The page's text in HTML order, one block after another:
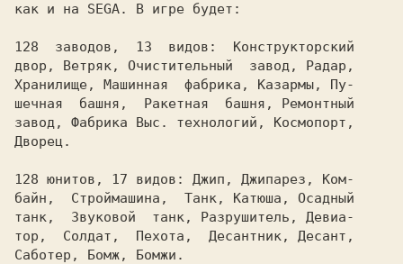
как и на SEGA. В игре будет:
128  заводов,  13  видов:  Конструкторский
двор, Ветряк, Очистительный  завод, Радар,
Хранилище, Машинная  фабрика, Казармы, Пу-
шечная  башня,  Ракетная  башня, Ремонтный
завод, Фабрика Выс. технологий, Космопорт,
Дворец.
128 юнитов, 17 видов: Джип, Джипарез, Ком-
байн,  Строймашина,  Танк, Катюша, Осадный
танк,  Звуковой  танк, Разрушитель, Девиа-
тор,  Солдат,  Пехота,  Десантник, Десант,
Саботер, Бомж, Бомжи.